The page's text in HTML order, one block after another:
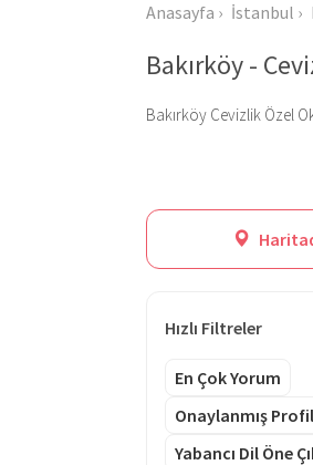
Anasayfa İstanbul
Bakırköy -
Bakırköy Cevizlik Özel
Hızlı Filtreler
En Çok Yorum
Onaylanmış Profil
Yabancı Dil Öne